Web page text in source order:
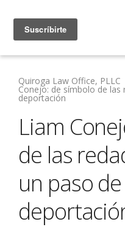
Quiroga Law Office, PLLC
Conejo: de símbolo de las
deportación
Liam
de las
un paso